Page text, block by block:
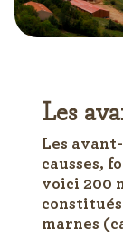
Les
Les
causses,
voici 200
marnes